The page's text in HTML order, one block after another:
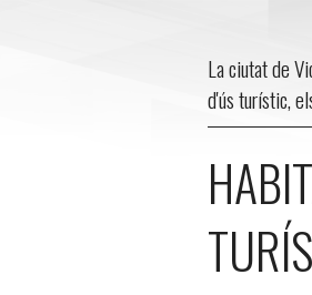
La ciutat de
d'ús turístic,